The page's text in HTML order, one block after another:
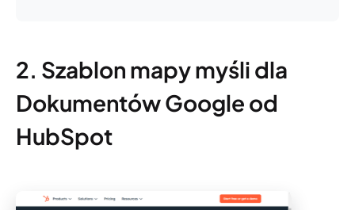
2. Szablon mapy myśli dla
Dokumentów Google od
HubSpot